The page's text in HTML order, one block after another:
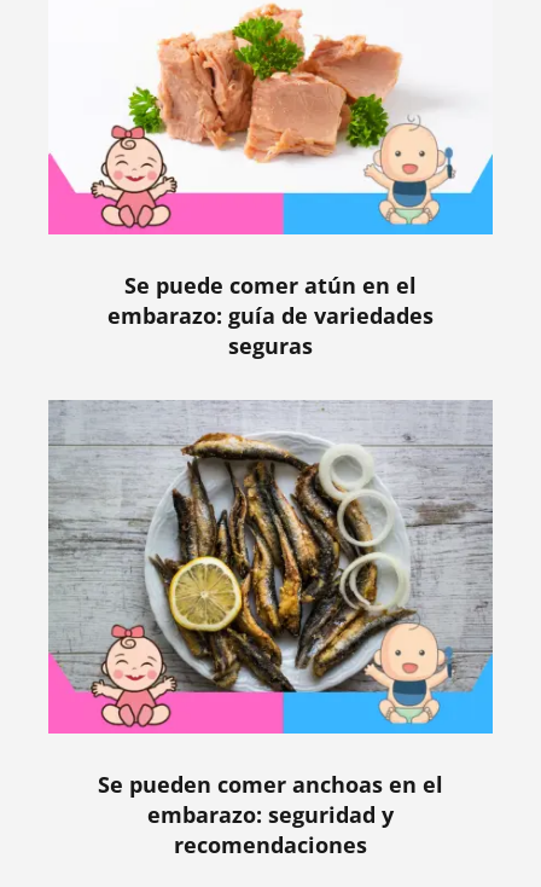
Se puede comer atún en el
embarazo: guía de variedades
seguras
Se pueden comer anchoas en el
embarazo: seguridad y
recomendaciones